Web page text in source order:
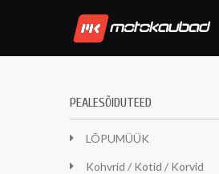
PEALESÕIDUTEED
LÕPUMÜÜK
Kohvrid / Kotid / Korvid